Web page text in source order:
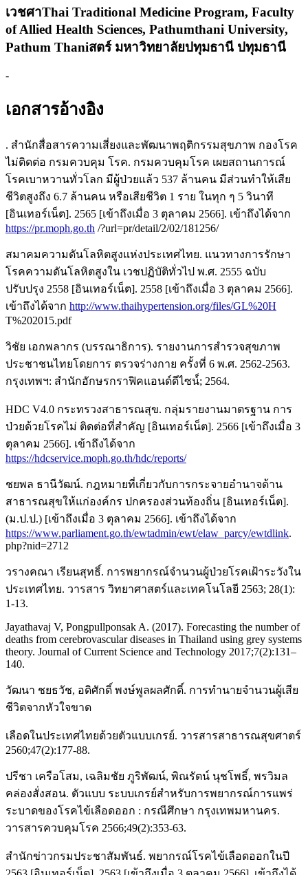
เวชศาThai Traditional Medicine Program, Faculty
of Allied Health Sciences, Pathumthani University,
Pathum Thaniสตร์ มหาวิทยาลัยปทุมธานี ปทุมธานี
-
เอกสารอ้างอิง
. สำนักสื่อสารความเสี่ยงและพัฒนาพฤติกรรมสุขภาพ กองโรค
ไม่ติดต่อ กรมควบคุม โรค. กรมควบคุมโรค เผยสถานการณ์
โรคเบาหวานทั่วโลก มีผู้ป่วยแล้ว 537 ล้านคน มีส่วนทำให้เสีย
ชีวิตสูงถึง 6.7 ล้านคน หรือเสียชีวิต 1 ราย ในทุก ๆ 5 วินาที
[อินเทอร์เน็ต]. 2565 [เข้าถึงเมื่อ 3 ตุลาคม 2566]. เข้าถึงได้จาก
https://pr.moph.go.th /?url=pr/detail/2/02/181256/
สมาคมความดันโลหิตสูงแห่งประเทศไทย. แนวทางการรักษา
โรคความดันโลหิตสูงใน เวชปฏิบัติทั่วไป พ.ศ. 2555 ฉบับ
ปรับปรุง 2558 [อินเทอร์เน็ต]. 2558 [เข้าถึงเมื่อ 3 ตุลาคม 2566].
เข้าถึงได้จาก http://www.thaihypertension.org/files/GL%20H
T%202015.pdf
วิชัย เอกพลากร (บรรณาธิการ). รายงานการสำรวจสุขภาพ
ประชาชนไทยโดยการ ตรวจร่างกาย ครั้งที่ 6 พ.ศ. 2562-2563.
กรุงเทพฯ: สำนักอักษรกราฟิคแอนด์ดีไซน์์; 2564.
HDC V4.0 กระทรวงสาธารณสุข. กลุ่มรายงานมาตรฐาน การ
ป่วยด้วยโรคไม่ ติดต่อที่สำคัญ [อินเทอร์เน็ต]. 2566 [เข้าถึงเมื่อ 3
ตุลาคม 2566]. เข้าถึงได้จาก
https://hdcservice.moph.go.th/hdc/reports/
ชยพล ธานีวัฒน์. กฎหมายที่เกี่ยวกับการกระจายอำนาจด้าน
สาธารณสุขให้แก่องค์กร ปกครองส่วนท้องถิ่น [อินเทอร์เน็ต].
(ม.ป.ป.) [เข้าถึงเมื่อ 3 ตุลาคม 2566]. เข้าถึงได้จาก
https://www.parliament.go.th/ewtadmin/ewt/elaw_parcy/ewtdlink.
php?nid=2712
วรางคณา เรียนสุทธิ์. การพยากรณ์จำนวนผู้ป่วยโรคเฝ้าระวังใน
ประเทศไทย. วารสาร วิทยาศาสตร์และเทคโนโลยี 2563; 28(1):
1-13.
Jayathavaj V, Pongpullponsak A. (2017). Forecasting the number of
deaths from cerebrovascular diseases in Thailand using grey systems
theory. Journal of Current Science and Technology 2017;7(2):131–
140.
วัฒนา ชยธวัช, อดิศักดิ์ พงษ์พูลผลศักดิ์. การทำนายจำนวนผู้เสีย
ชีวิตจากหัวใจขาด
เลือดในประเทศไทยด้วยตัวแบบเกรย์. วารสารสาธารณสุขศาตร์
2560;47(2):177-88.
ปรีชา เครือโสม, เฉลิมชัย ภูริพัฒน์, พิณรัตน์ นุชโพธิ์, พรวิมล
คล่องสั่งสอน. ตัวแบบ ระบบเกรย์สำหรับการพยากรณ์การแพร่
ระบาดของโรคไข้เลือดออก : กรณีศึกษา กรุงเทพมหานคร.
วารสารควบคุมโรค 2566;49(2):353-63.
สำนักข่าวกรมประชาสัมพันธ์. พยากรณ์โรคไข้เลือดออกในปี